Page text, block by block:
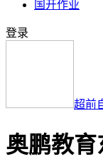
国开作业
登录
超前
奥鹏教